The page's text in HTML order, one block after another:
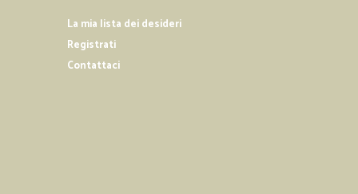
consiglio....
La mia lista dei desideri
Registrati
Contattaci